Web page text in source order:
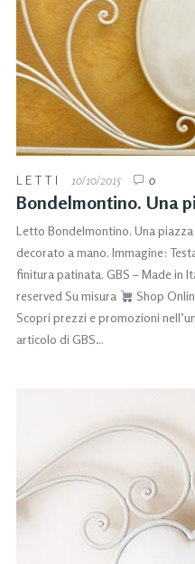
LETTI 10/10/2015 0
Bondelmontino. Una
Letto Bondelmontino. Una
decorato a mano. Immagine:
finitura patinata. GBS – Made in
reserved Su misura
Shop
Scopri prezzi e promozioni
articolo di GBS…